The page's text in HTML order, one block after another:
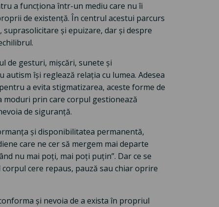
a funcționa într-un mediu care nu îi
de existență. În centrul acestui parcurs
și epuizare, dar și despre
de gesturi, mișcări, sunete și
își reglează relația cu lumea. Adesea
a evita stigmatizarea, aceste forme de
moduri prin care corpul gestionează
de siguranță.
și disponibilitatea permanentă,
care ne cer să mergem mai departe
nu mai poți, mai poți puțin”. Dar ce se
cere repaus, pauză sau chiar oprire
și nevoia de a exista în propriul